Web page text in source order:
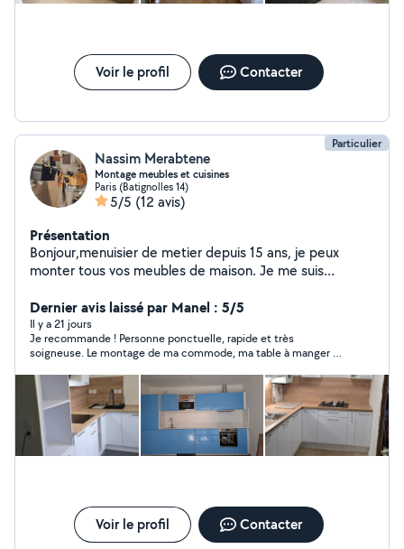
Voir le profil Contacter
Particulier
Nassim Merabtene
Montage meubles et cuisines
Paris (Batignolles 14)
5/5 (12 avis)
Présentation
Bonjour,menuisier de metier depuis 15 ans, je peux
monter tous vos meubles de maison. Je me suis
cuisine Equipee J'effectue l'installation ou le
remplacement de tout type de robinet, colonnes de
douches, evier.... Je dispose de tout le materiel
necessaire pour les installations Je me deplace en île de
France. A votre écoute pour le prix qui vous convient A
votre service
Dernier avis laissé par Manel : 5/5
Il y a 21 jours
Je recommande ! Personne ponctuelle, rapide et très
soigneuse. Le montage de ma commode, ma table à manger et
de qualité.
Voir le profil Contacter